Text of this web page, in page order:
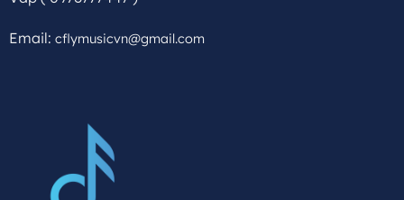
Email: cflymusicvn@gmail.com